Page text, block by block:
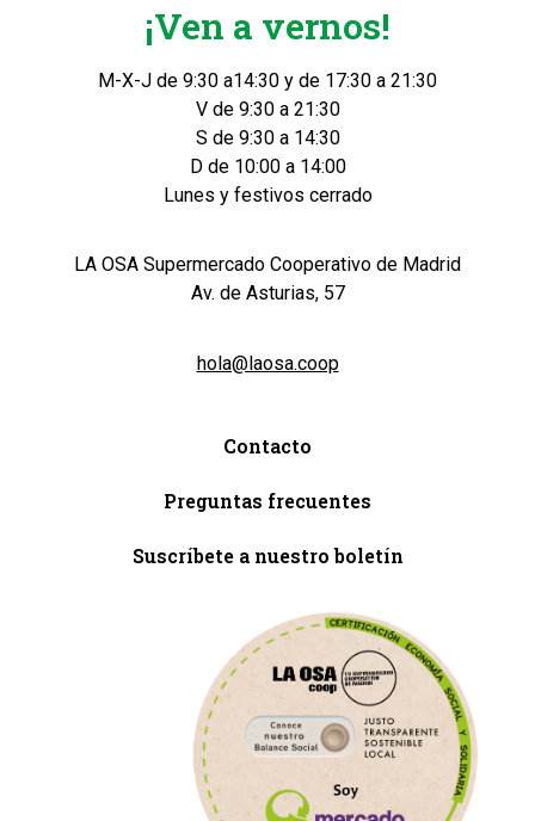
¡Ven a vernos!
M-X-J de 9:30 a14:30 y de 17:30 a 21:30
V de 9:30 a 21:30
S de 9:30 a 14:30
D de 10:00 a 14:00
Lunes y festivos cerrado
LA OSA Supermercado Cooperativo de Madrid
Av. de Asturias, 57
hola@laosa.coop
Contacto
Preguntas frecuentes
Suscríbete a nuestro boletín